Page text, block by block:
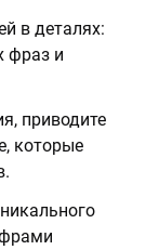
в деталях:
фраз и
приводите
которые